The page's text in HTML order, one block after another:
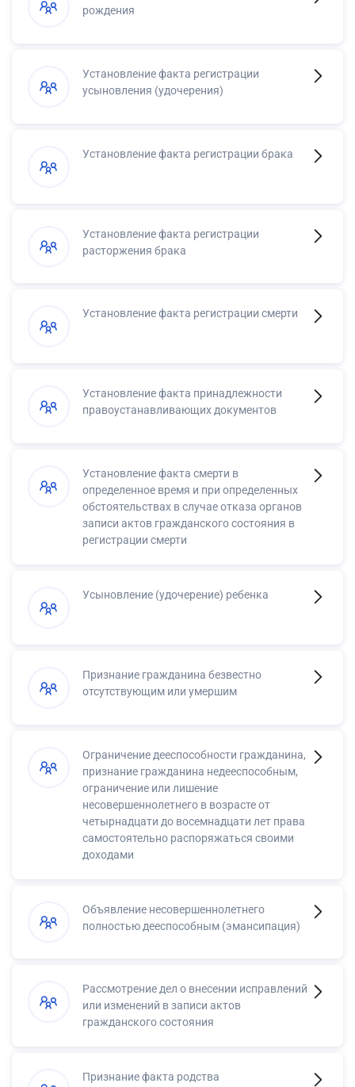
рождения
Установление факта регистрации
усыновления (удочерения)
Установление факта регистрации брака
Установление факта регистрации
расторжения брака
Установление факта регистрации смерти
Установление факта принадлежности
правоустанавливающих документов
Установление факта смерти в
определенное время и при определенных
обстоятельствах в случае отказа органов
записи актов гражданского состояния в
регистрации смерти
Усыновление (удочерение) ребенка
Признание гражданина безвестно
отсутствующим или умершим
Ограничение дееспособности гражданина,
признание гражданина недееспособным,
ограничение или лишение
несовершеннолетнего в возрасте от
четырнадцати до восемнадцати лет права
самостоятельно распоряжаться своими
доходами
Объявление несовершеннолетнего
полностью дееспособным (эмансипация)
Рассмотрение дел о внесении исправлений
или изменений в записи актов
гражданского состояния
Признание факта родства